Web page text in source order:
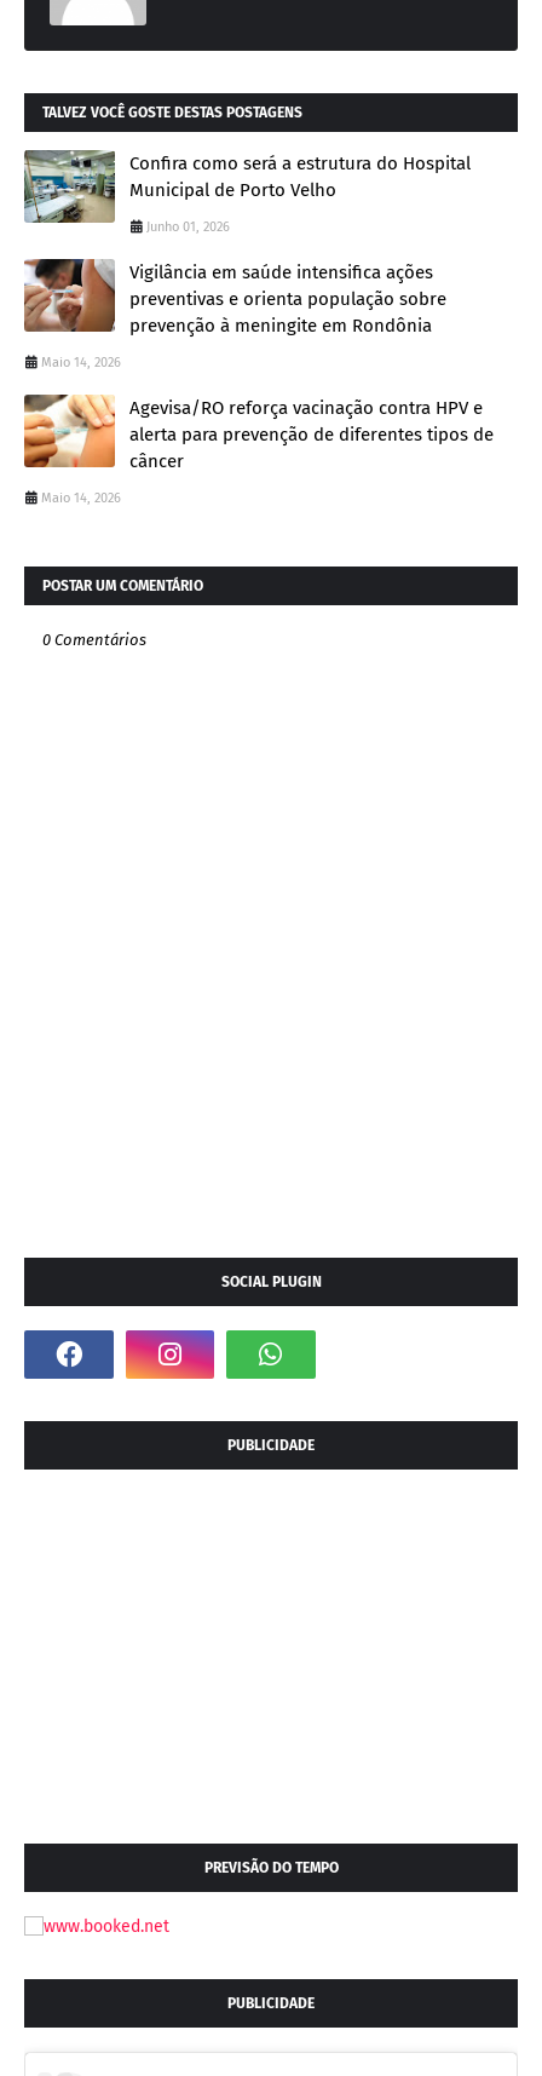
TALVEZ VOCÊ GOSTE DESTAS POSTAGENS
Confira como será a estrutura do Hospital
Municipal de Porto Velho
Junho 01, 2026
Vigilância em saúde intensifica ações
preventivas e orienta população sobre
prevenção à meningite em Rondônia
Maio 14, 2026
Agevisa/RO reforça vacinação contra HPV e
alerta para prevenção de diferentes tipos de
câncer
Maio 14, 2026
POSTAR UM COMENTÁRIO
0 Comentários
SOCIAL PLUGIN
PUBLICIDADE
PREVISÃO DO TEMPO
PUBLICIDADE